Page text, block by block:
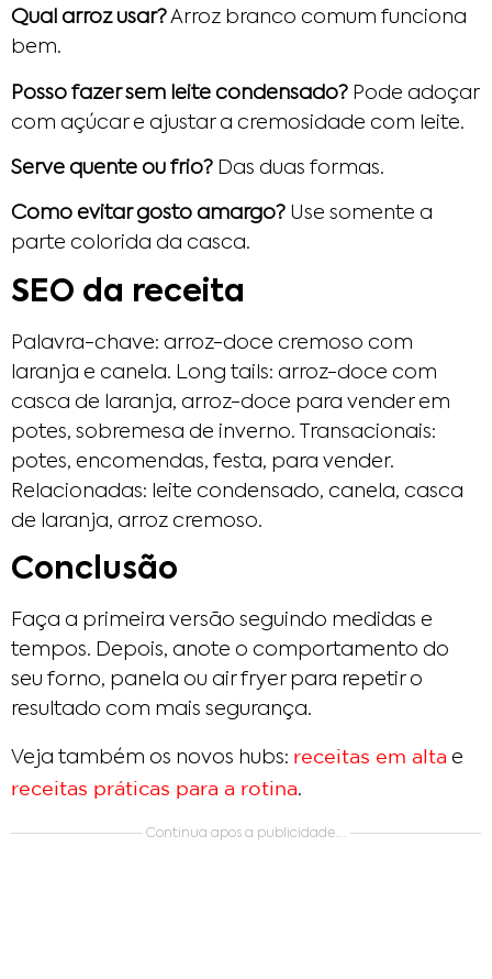
Qual arroz usar?Arroz branco comum funciona
bem.
Posso fazer sem leite condensado? Pode adoçar
com açúcar e ajustar a cremosidade com leite.
Serve quente ou frio? Das duas formas.
Como evitar gosto amargo? Use somente a
parte colorida da casca.
SEO da receita
Palavra-chave: arroz-doce cremoso com
laranja e canela. Long tails: arroz-doce com
casca de laranja, arroz-doce para vender em
potes, sobremesa de inverno. Transacionais:
potes, encomendas, festa, para vender.
Relacionadas: leite condensado, canela, casca
de laranja, arroz cremoso.
Conclusão
Faça a primeira versão seguindo medidas e
tempos. Depois, anote o comportamento do
seu forno, panela ou air fryer para repetir o
resultado com mais segurança.
Veja também os novos hubs: receitas em alta e
receitas práticas para a rotina.
Continua apos a publicidade….